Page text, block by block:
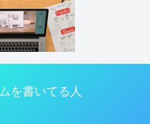
を書いてる人